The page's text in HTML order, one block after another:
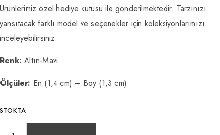
Ürünlerimiz özel hediye kutusu ile gönderilmektedir. Tarzınızı
yansıtacak farklı model ve seçenekler için koleksiyonlarımızı
inceleyebilirsiniz.
Renk: Altın-Mavi
Ölçüler: En (1,4 cm) – Boy (1,3 cm)
STOKTA